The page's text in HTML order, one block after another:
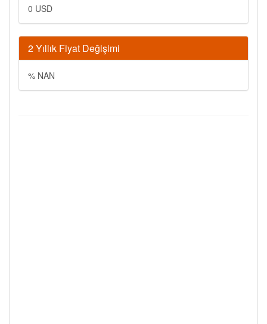
0 USD
2 Yıllık Fiyat Değişimi
% NAN